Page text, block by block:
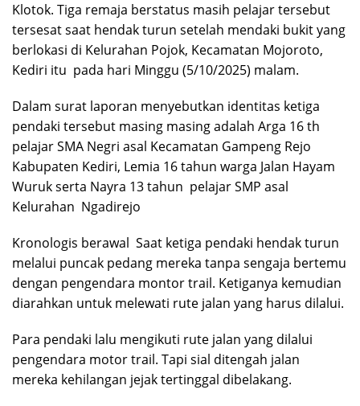
Klotok. Tiga remaja berstatus masih pelajar tersebut
tersesat saat hendak turun setelah mendaki bukit yang
berlokasi di Kelurahan Pojok, Kecamatan Mojoroto,
Kediri itu pada hari Minggu (5/10/2025) malam.
Dalam surat laporan menyebutkan identitas ketiga
pendaki tersebut masing masing adalah Arga 16 th
pelajar SMA Negri asal Kecamatan Gampeng Rejo
Kabupaten Kediri, Lemia 16 tahun warga Jalan Hayam
Wuruk serta Nayra 13 tahun pelajar SMP asal
Kelurahan Ngadirejo
Kronologis berawal Saat ketiga pendaki hendak turun
melalui puncak pedang mereka tanpa sengaja bertemu
dengan pengendara montor trail. Ketiganya kemudian
diarahkan untuk melewati rute jalan yang harus dilalui.
Para pendaki lalu mengikuti rute jalan yang dilalui
pengendara motor trail. Tapi sial ditengah jalan
mereka kehilangan jejak tertinggal dibelakang.